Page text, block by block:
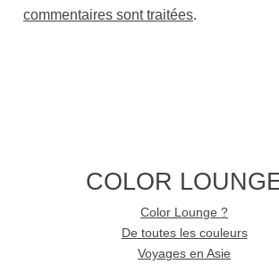
commentaires sont traitées.
COLOR
Color Lounge ?
De toutes les couleurs
Voyages en Asie